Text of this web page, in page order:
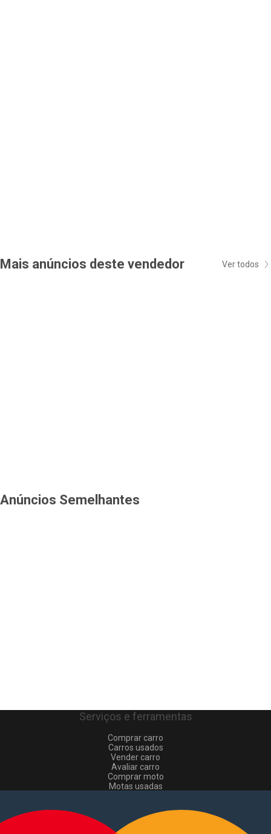
Mais anúncios deste vendedor Ver todos
Anúncios Semelhantes
Serviços e ferramentas
Comprar carro
Carros usados
Vender carro
Avaliar carro
Comprar moto
Motas usadas
Comerciais usados
Vender comerciais